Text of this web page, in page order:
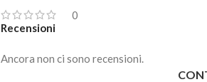
0
Recensioni
Ancora non ci sono recensioni.